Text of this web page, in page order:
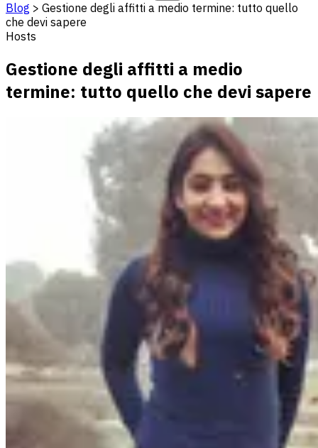
Blog > Gestione degli affitti a medio termine: tutto quello
che devi sapere
Hosts
Gestione degli affitti a medio
termine: tutto quello che devi sapere